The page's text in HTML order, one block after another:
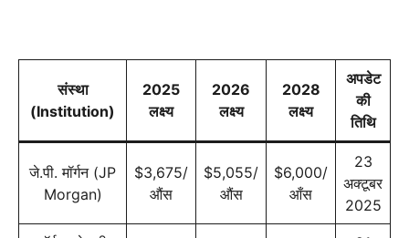
संस्था
(Institution)
2025
लक्ष्य
2026
लक्ष्य
2028
लक्ष्य
अपडेट
की
तिथि
जे.पी. मॉर्गन (JP
Morgan)
$3,675/
औंस
$5,055/
औंस
$6,000/
आँस
23
अक्टूबर
2025